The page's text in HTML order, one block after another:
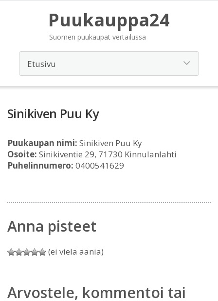
Puukauppa24
Suomen puukaupat vertailussa
Sinikiven Puu Ky
Puukaupan nimi: Sinikiven Puu Ky
Osoite: Sinikiventie 29, 71730 Kinnulanlahti
Puhelinnumero: 0400541629
Anna pisteet
(ei vielä ääniä)
Arvostele, kommentoi tai